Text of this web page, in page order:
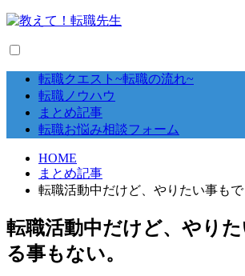
転職クエスト~転職の流れ~
転職ノウハウ
まとめ記事
転職お悩み相談フォーム
HOME
まとめ記事
転職活動中だけど、やりたい事もで
転職活動中だけど、やり
る事もない。